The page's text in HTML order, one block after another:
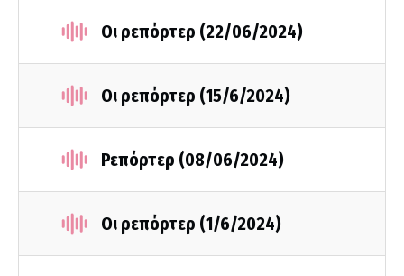
Οι ρεπόρτερ (22/06/2024)
Οι ρεπόρτερ (15/6/2024)
Ρεπόρτερ (08/06/2024)
Οι ρεπόρτερ (1/6/2024)